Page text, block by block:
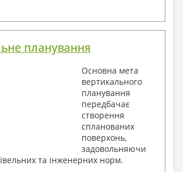
планування
Основна мета
вертикального
планування
передбачає
створення
спланованих
поверхонь,
задовольняючи
та інженерних норм.